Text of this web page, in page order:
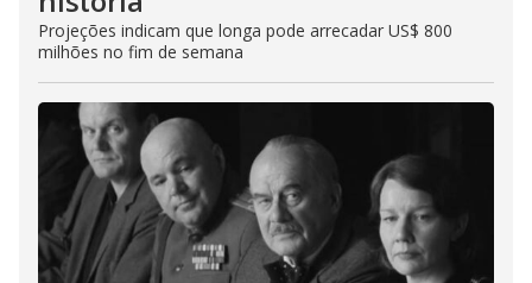
Projeções indicam que longa pode arrecadar US$ 800
milhões no fim de semana